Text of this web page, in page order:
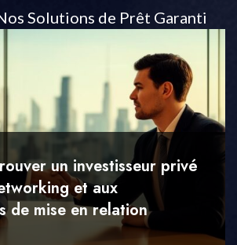
Solutions de Prêt Garanti
un investisseur privé
et aux
de mise en relation